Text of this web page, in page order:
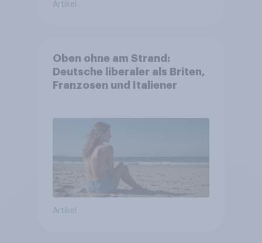
Artikel
Oben ohne am Strand:
Deutsche liberaler als Briten,
Franzosen und Italiener
Artikel